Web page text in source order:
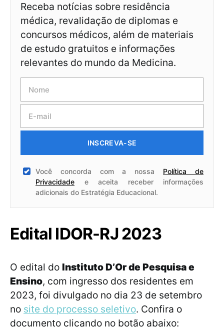
Receba notícias sobre residência
médica, revalidação de diplomas e
concursos médicos, além de materiais
de estudo gratuitos e informações
relevantes do mundo da Medicina.
INSCREVA-SE
Você concorda com a nossa Política de
Privacidade e aceita receber informações
adicionais do Estratégia Educacional.
Edital IDOR-RJ 2023
O edital do Instituto D’Or de Pesquisa e
Ensino, com ingresso dos residentes em
2023, foi divulgado no dia 23 de setembro
no site do processo seletivo. Confira o
documento clicando no botão abaixo: